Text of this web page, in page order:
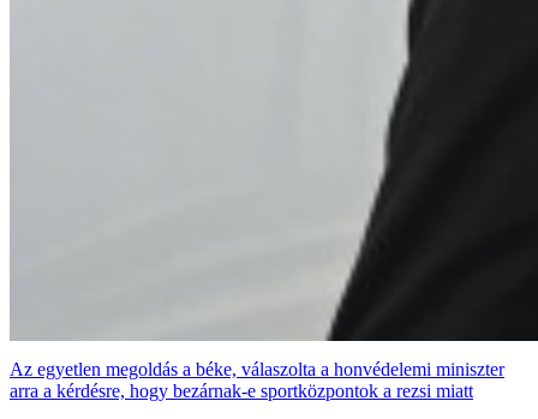
Az egyetlen megoldás a béke, válaszolta a honvédelemi miniszter
arra a kérdésre, hogy bezárnak-e sportközpontok a rezsi miatt